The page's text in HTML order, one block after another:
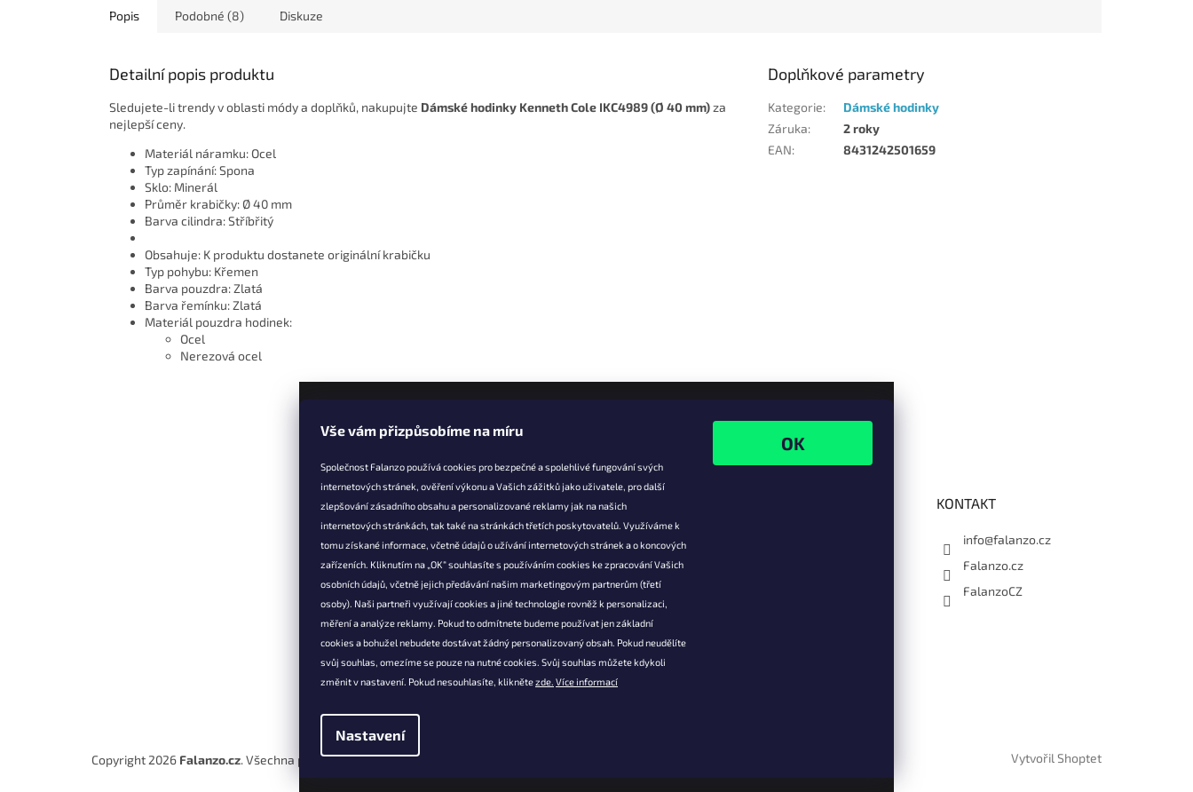
Vše vám přizpůsobíme na míru
Společnost Falanzo používá cookies pro bezpečné a spolehlivé fungování svých
internetových stránek, ověření výkonu a Vašich zážitků jako uživatele, pro další
zlepšování zásadního obsahu a personalizované reklamy jak na našich
internetových stránkách, tak také na stránkách třetích poskytovatelů. Využíváme k
tomu získané informace, včetně údajů o užívání internetových stránek a o koncových
zařízeních. Kliknutím na „OK“ souhlasíte s používáním cookies ke zpracování Vašich
osobních údajů, včetně jejich předávání našim marketingovým partnerům (třetí
osoby). Naši partneři využívají cookies a jiné technologie rovněž k personalizaci,
měření a analýze reklamy. Pokud to odmítnete budeme používat jen základní
cookies a bohužel nebudete dostávat žádný personalizovaný obsah. Pokud neudělíte
svůj souhlas, omezíme se pouze na nutné cookies. Svůj souhlas můžete kdykoli
změnit v nastavení. Pokud nesouhlasíte, kliknětezde. Více informací
Nastavení
Popis Podobné (8) Diskuze
Detailní popis produktu
Sledujete-li trendy v oblasti módy a doplňků, nakupujte Dámské hodinky Kenneth Cole IKC4989 (Ø 40 mm)za
nejlepší ceny.
Materiál náramku: Ocel
Typ zapínání: Spona
Sklo: Minerál
Průměr krabičky: Ø 40 mm
Barva cilindra: Stříbřitý
Obsahuje: K produktu dostanete originální krabičku
Typ pohybu: Křemen
Barva pouzdra: Zlatá
Barva řemínku: Zlatá
Materiál pouzdra hodinek:
Ocel
Nerezová ocel
Doplňkové parametry
Kategorie:
Dámské hodinky
Záruka:
2 roky
EAN: 8431242501659
Informace pro vás
Věrnostní slevy
Doprava a platba
Výměna, vrácení a
reklamace produktů
Obchodní podmínky
Podmínky ochrany osobních
údajů
Kontakt
Facebook KONTAKT
info@falanzo.cz
Falanzo.cz
FalanzoCZ
Vytvořil Shoptet
Copyright 2026 Falanzo.cz. Všechna práva vyhrazena.